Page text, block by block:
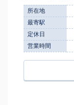
所在地
最寄駅
定休日
営業時間